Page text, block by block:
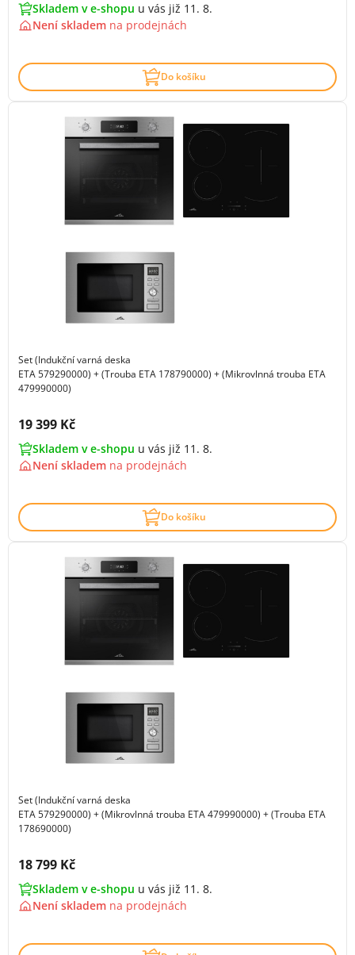
Skladem v e-shopu u vás již 11. 8.
Není skladem na prodejnách
Do košíku
Set (Indukční varná deska
ETA 579290000) + (Trouba ETA 178790000) + (Mikrovlnná trouba ETA
479990000)
Cena s DPH:
19 399 Kč
Skladem v e-shopu u vás již 11. 8.
Není skladem na prodejnách
Do košíku
Set (Indukční varná deska
ETA 579290000) + (Mikrovlnná trouba ETA 479990000) + (Trouba ETA
178690000)
Cena s DPH:
18 799 Kč
Skladem v e-shopu u vás již 11. 8.
Není skladem na prodejnách